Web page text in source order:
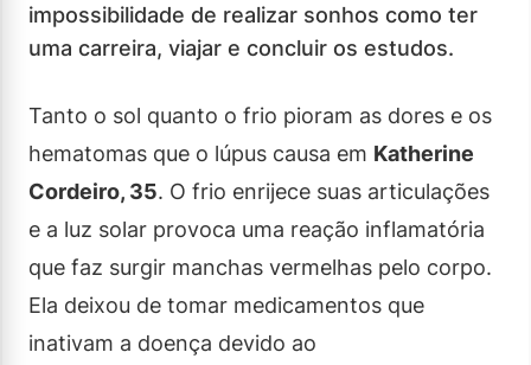
impossibilidade de realizar sonhos como ter
uma carreira, viajar e concluir os estudos.
Tanto o sol quanto o frio pioram as dores e os
hematomas que o lúpus causa em Katherine
Cordeiro, 35. O frio enrijece suas articulações
e a luz solar provoca uma reação inflamatória
que faz surgir manchas vermelhas pelo corpo.
Ela deixou de tomar medicamentos que
inativam a doença devido ao